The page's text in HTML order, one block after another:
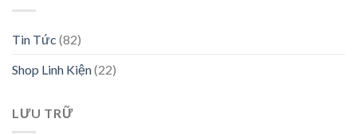
Tin Tức (82)
Shop Linh Kiện(22)
LƯU TRỮ